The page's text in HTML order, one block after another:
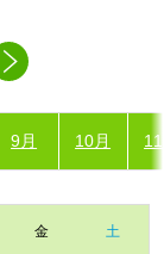
9月 10月
金 土